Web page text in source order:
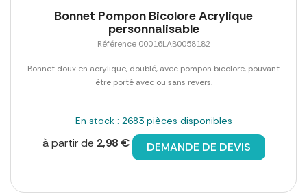
Bonnet Pompon Bicolore Acrylique
personnalisable
Référence 00016LAB0058182
Bonnet doux en acrylique, doublé, avec pompon bicolore, pouvant
être porté avec ou sans revers.
En stock : 2683 pièces disponibles
à partir de 2,98 € DEMANDE DE DEVIS